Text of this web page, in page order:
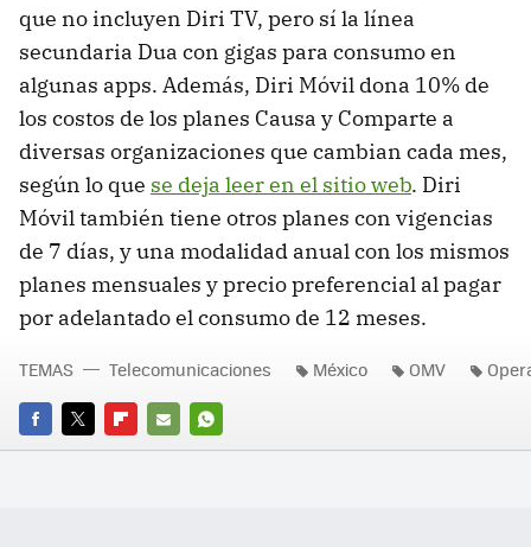
que no incluyen Diri TV, pero sí la línea
secundaria Dua con gigas para consumo en
algunas apps. Además, Diri Móvil dona 10% de
los costos de los planes Causa y Comparte a
diversas organizaciones que cambian cada mes,
según lo que se deja leer en el sitio web. Diri
Móvil también tiene otros planes con vigencias
de 7 días, y una modalidad anual con los mismos
planes mensuales y precio preferencial al pagar
por adelantado el consumo de 12 meses.
FACEBOOK
TWITTERFLIPBOARD
E-
WHATSAPP
TEMAS Telecomunicaciones México OMV